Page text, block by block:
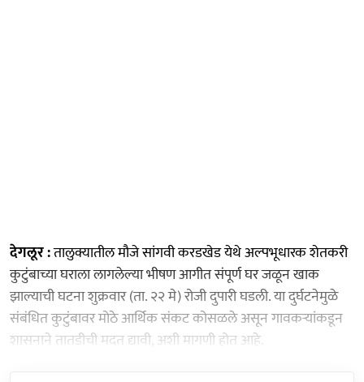
देगलूर :तालुक्यातील मौजे सांगवी करडखेड येथे अल्पभूधारक शेतकरी
कुटुंबाच्या घराला लागलेल्या भीषण आगीत संपूर्ण घर जळून खाक
झाल्याची घटना शुक्रवार (ता. २२ मे) रोजी दुपारी घडली. या दुर्घटनेमुळे
संबंधित कुटुंबावर मोठे आर्थिक संकट कोसळले असून गावकऱ्यांकडून
शासनाने तातडीची मदत द्यावी, अशी मागणी होत आहे.